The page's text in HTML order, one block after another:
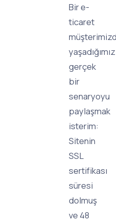
Bir e-
ticaret
yaşadığımız
gerçek
bir
senaryoyu
paylaşmak
isterim:
Sitenin
SSL
sertifikası
süresi
dolmuş
ve 48